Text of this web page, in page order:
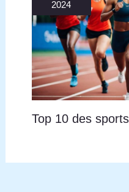
2024
Top 10 des